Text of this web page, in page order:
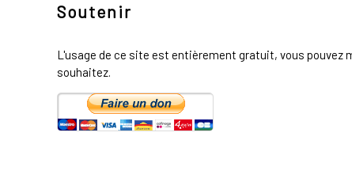
Soutenir
L'usage de ce site est entièrement gratuit, vous pouvez
souhaitez.